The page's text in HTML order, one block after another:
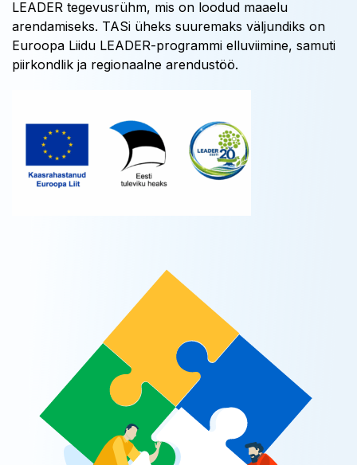
LEADER tegevusrühm, mis on loodud maaelu
arendamiseks. TASi üheks suuremaks väljundiks on
Euroopa Liidu LEADER-programmi elluviimine, samuti
piirkondlik ja regionaalne arendustöö.